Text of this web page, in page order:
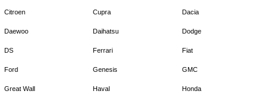
Citroen Cupra Dacia
Daewoo Daihatsu Dodge
DS Ferrari Fiat
Ford Genesis GMC
Great Wall Haval Honda